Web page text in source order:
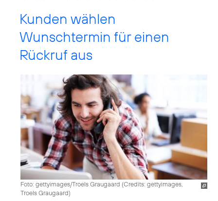
Kunden wählen
Wunschtermin für einen
Rückruf aus
Foto: gettyimages/Troels Graugaard (Credits: gettyimages,
Troels Graugaard)